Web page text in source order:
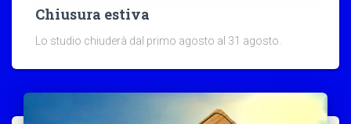
Chiusura estiva
Lo studio chiuderà dal primo agosto al 31 agosto.